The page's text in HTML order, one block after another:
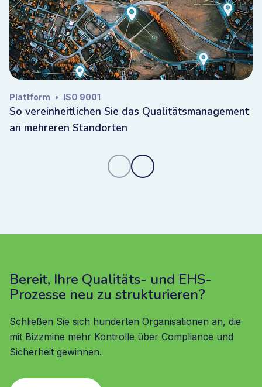
Plattform • ISO 9001
So vereinheitlichen Sie das Qualitätsmanagement
an mehreren Standorten
Bereit, Ihre Qualitäts- und EHS-
Prozesse neu zu strukturieren?
Schließen Sie sich hunderten Organisationen an, die
mit Bizzmine mehr Kontrolle über Compliance und
Sicherheit gewinnen.